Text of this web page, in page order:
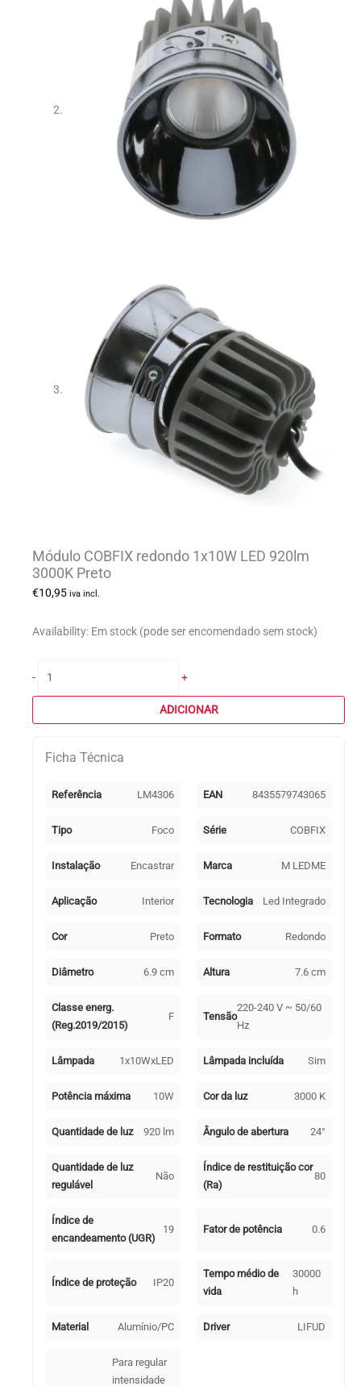
Módulo COBFIX redondo 1x10W LED 920lm
3000K Preto
€10,95 iva incl.
Availability: Em stock (pode ser encomendado sem stock)
-
COBFIX
1x10W
920lm
Preto
+
ADICIONAR
Ficha Técnica
Referência LM4306 EAN 8435579743065
Tipo Foco Série COBFIX
Instalação Encastrar Marca M LEDME
Aplicação Interior Tecnologia Led Integrado
Cor Preto Formato Redondo
Diâmetro 6.9 cm Altura 7.6 cm
Classe energ.
(Reg.2019/2015)
F Tensão
220-240 V ~ 50/60
Hz
Lâmpada 1x10WxLED Lâmpada incluída Sim
Potência máxima 10W Cor da luz 3000 K
Quantidade de luz 920 lm Ângulo de abertura 24°
Quantidade de luz
regulável
Não
Índice de restituição cor
(Ra)
80
Índice de
encandeamento (UGR)
19 Fator de potência 0.6
Índice de proteção IP20
Tempo médio de
vida
30000
h
Material Alumínio/PC Driver LIFUD
Para regular
intensidade